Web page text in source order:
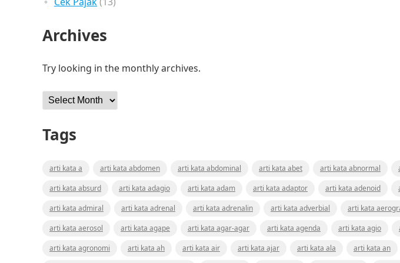
Archives
Try looking in the monthly archives.
Archives
Tags
arti kata a arti kata abdomen arti kata abdominal arti kata abet arti kata abnormal
arti kata absurd
arti kata adagio arti kata adam arti kata adaptor arti kata adenoid
arti kata admiral
arti kata adrenal arti kata adrenalin arti kata adverbial arti kata
arti kata aerosol
arti kata agape arti kata agar-agar arti kata agenda arti kata agio
arti kata agronomi
arti kata ah arti kata air arti kata ajar arti kata ala arti kata an